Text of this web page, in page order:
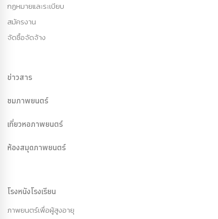
กฏหมายและระเบียบ
สมัครงาน
จัดซื้อจัดจ้าง
ข่าวสาร
ชมภาพยนตร์
เที่ยวหอภาพยนตร์
ห้องสมุดภาพยนตร์
โรงหนังโรงเรียน
ภาพยนตร์เพื่อผู้สูงอายุ